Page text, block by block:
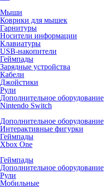
Мыши
Коврики для мышек
Гарнитуры
Носители информации
Клавиатуры
USB-накопители
Геймпады
Зарядные устройства
Кабели
Джойстики
Рули
Дополнительное оборудование
Nintendo Switch
Дополнительное оборудование
Интерактивные фигурки
Геймпады
Xbox One
Геймпады
Дополнительное оборудование
Рули
Мобильные